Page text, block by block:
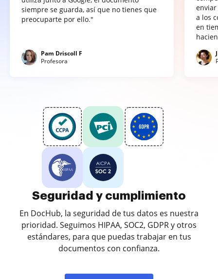
siempre se guarda, así que no tienes que
preocuparte por ello."
Pam Driscoll F
Profesora
a los
en
Seguridad y cumplimiento
En DocHub, la seguridad de tus datos es nuestra
prioridad. Seguimos HIPAA, SOC2, GDPR y otros
estándares, para que puedas trabajar en tus
documentos con confianza.